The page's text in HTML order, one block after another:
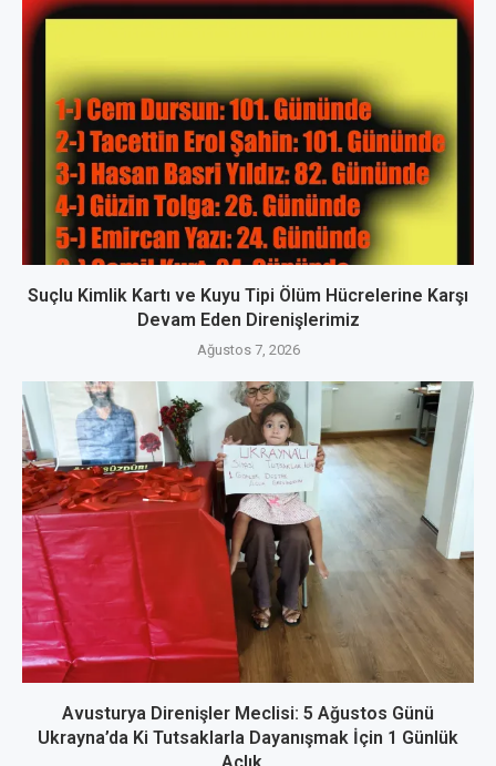
Suçlu Kimlik Kartı ve Kuyu Tipi Ölüm Hücrelerine Karşı
Devam Eden Direnişlerimiz
Ağustos 7, 2026
Avusturya Direnişler Meclisi: 5 Ağustos Günü
Ukrayna’da Ki Tutsaklarla Dayanışmak İçin 1 Günlük